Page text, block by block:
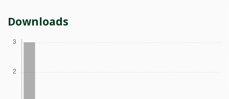
Downloads